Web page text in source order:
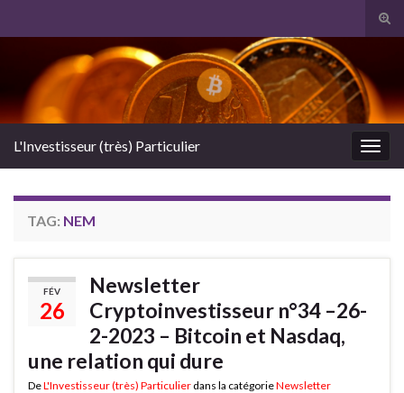
Search for:
L'Investisseur (très) Particulier
TAG: NEM
FÉV
26
Newsletter
Cryptoinvestisseur n°34 –26-
2-2023 – Bitcoin et Nasdaq,
une relation qui dure
DeL'Investisseur (très) Particulier dans la catégorieNewsletter